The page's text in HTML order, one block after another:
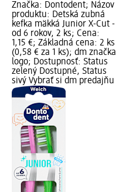
Značka: Dontodent; Názov
produktu: Detská zubná
kefka mäkká Junior X-Cut -
od 6 rokov, 2 ks; Cena:
1,15 €; Základná cena: 2 ks
(0,58 € za 1 ks); dm značka
logo; Dostupnosť: Status
zelený Dostupné, Status
sivý Vybrať si dm predajňu